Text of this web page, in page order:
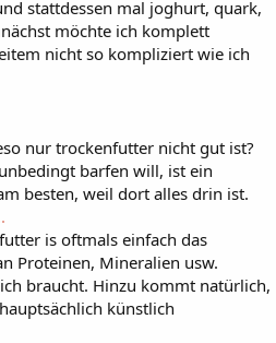
stattdessen mal joghurt, quark,
möchte ich komplett
nicht so kompliziert wie ich
nur trockenfutter nicht gut ist?
barfen will, ist ein
besten, weil dort alles drin ist.
is oftmals einfach das
Proteinen, Mineralien usw.
braucht. Hinzu kommt natürlich,
künstlich